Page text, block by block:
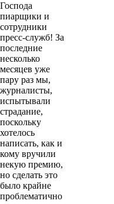
Господа
пиарщики и
сотрудники
пресс-служб! За
последние
несколько
месяцев уже
пару раз мы,
журналисты,
испытывали
страдание,
поскольку
хотелось
написать, как и
кому вручили
некую премию,
но сделать это
было крайне
проблематично